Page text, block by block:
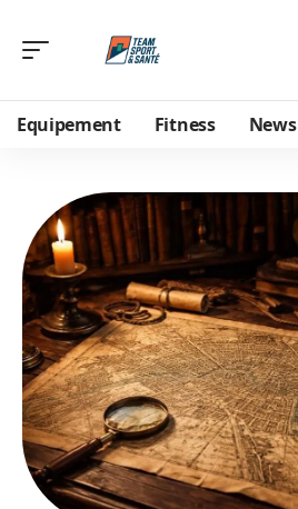
Equipement Fitness News